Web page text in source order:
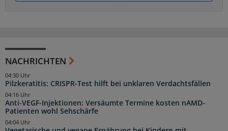
NACHRICHTEN
Pilzkeratitis: CRISPR-Test hilft bei unklaren Verdachtsfällen
04:30 Uhr
Anti-VEGF-Injektionen: Versäumte Termine kosten nAMD-
Patienten wohl Sehschärfe
04:16 Uhr
04:04 Uhr